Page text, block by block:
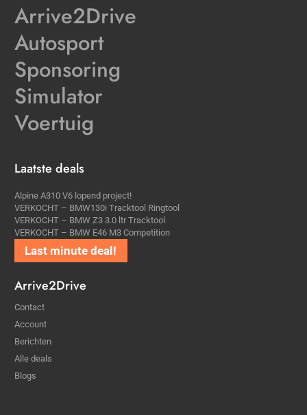
Arrive2Drive
Autosport
Sponsoring
Simulator
Voertuig
Laatste deals
Alpine A310 V6 lopend project!
VERKOCHT – BMW130i Tracktool Ringtool
VERKOCHT – BMW Z3 3.0 ltr Tracktool
VERKOCHT – BMW E46 M3 Competition
BRLV6 trackday plek
Arrive2Drive
Contact
Account
Berichten
Alle deals
Blogs